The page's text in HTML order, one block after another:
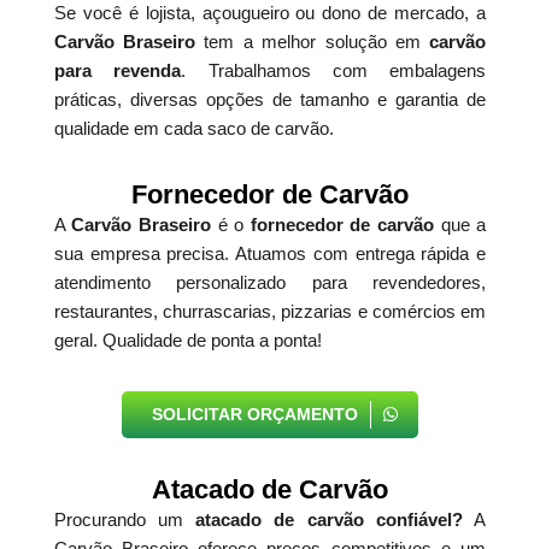
Se você é lojista, açougueiro ou dono de mercado, a
Carvão Braseiro tem a melhor solução emcarvão
para revenda. Trabalhamos com embalagens
práticas, diversas opções de tamanho e garantia de
qualidade em cada saco de carvão.
Fornecedor de Carvão
ACarvão Braseiro é o fornecedor de carvão que a
sua empresa precisa. Atuamos com entrega rápida e
atendimento personalizado para revendedores,
restaurantes, churrascarias, pizzarias e comércios em
geral. Qualidade de ponta a ponta!
SOLICITAR ORÇAMENTO
Atacado de Carvão
Procurando umatacado de carvão confiável?A